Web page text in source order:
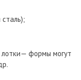
формы могут